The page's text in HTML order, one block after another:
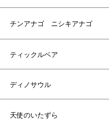
チンアナゴ ニシキアナゴ
ティックルベア
ディノサウル
天使のいたずら